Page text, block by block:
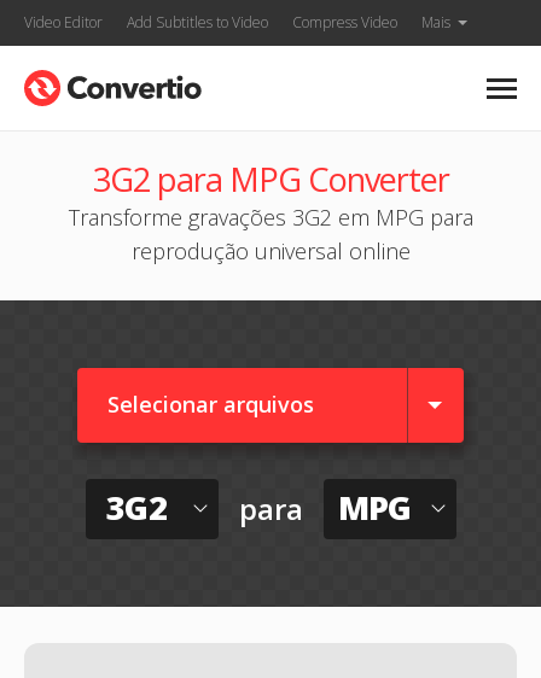
Video Editor Add Subtitles to Video Compress Video Mais
3G2 para MPG Converter
Transforme gravações 3G2 em MPG para
reprodução universal online
Selecionar arquivos
3G2 para MPG